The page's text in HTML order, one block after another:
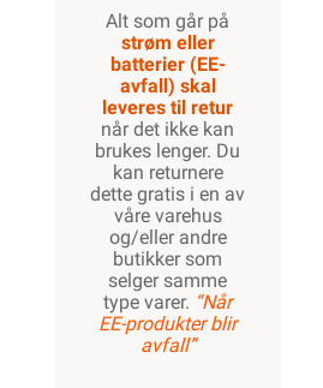
Alt som går på
strøm eller
batterier (EE-
avfall) skal
leveres til retur
når det ikke kan
brukes lenger. Du
kan returnere
dette gratis i en av
våre varehus
og/eller andre
butikker som
selger samme
type varer. “Når
EE-produkter blir
avfall”